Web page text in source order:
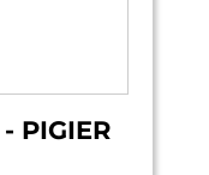
PIGIER